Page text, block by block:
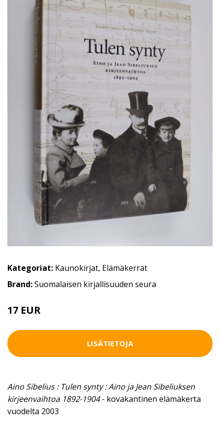
Kategoriat: Kaunokirjat, Elämäkerrat
Brand:Suomalaisen kirjallisuuden seura
17 EUR
LISÄTIETOJA
Aino Sibelius : Tulen synty : Aino ja Jean Sibeliuksen
kirjeenvaihtoa 1892-1904- kovakantinen elämäkerta
vuodelta 2003